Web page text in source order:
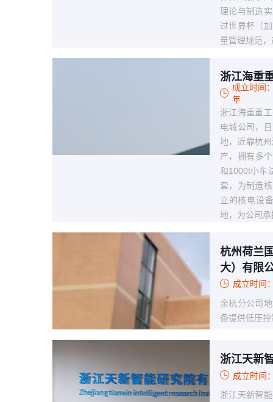
理论与制造
过世界杯（
量管理规范
浙江海重
成立时间
年
浙江海重重
电城公司，
地，近靠杭
产，拥有多
和1000t小车
套，为制造
立的核电设
地，为公司
杭州荷兰
大）有限
成立时间
余杭分公司
备提供低压
浙江天新
成立时间
浙江天新智